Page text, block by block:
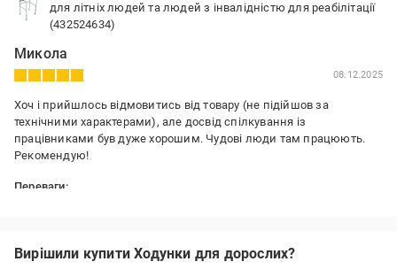
для літніх людей та людей з інвалідністю для реабілітації
(432524634)
Микола
08.12.2025
Хоч і прийшлось відмовитись від товару (не підійшов за
технічними характерами), але досвід спілкування із
працівниками був дуже хорошим. Чудові люди там працюють.
Рекомендую!
Переваги:
Вирішили купити Ходунки для дорослих?